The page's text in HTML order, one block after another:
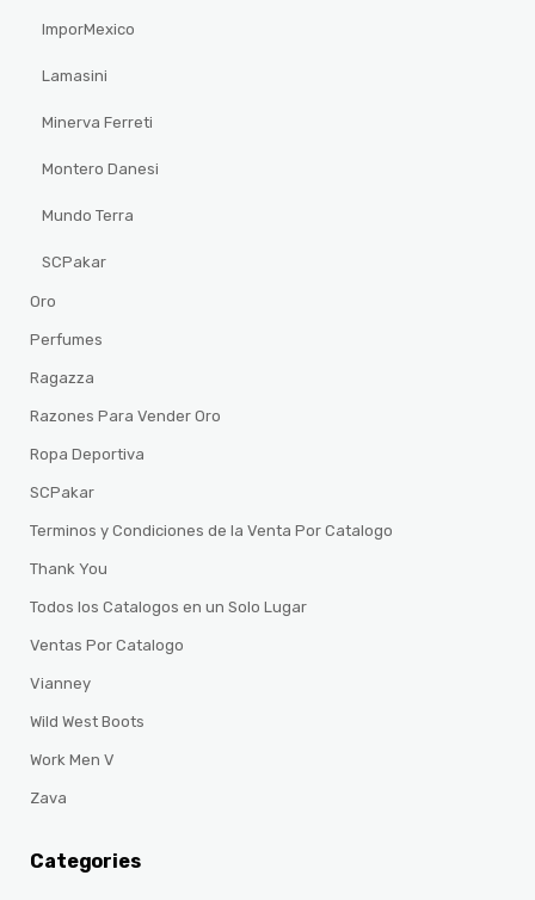
ImporMexico
Lamasini
Minerva Ferreti
Montero Danesi
Mundo Terra
SCPakar
Oro
Perfumes
Ragazza
Razones Para Vender Oro
Ropa Deportiva
SCPakar
Terminos y Condiciones de la Venta Por Catalogo
Thank You
Todos los Catalogos en un Solo Lugar
Ventas Por Catalogo
Vianney
Wild West Boots
Work Men V
Zava
Categories